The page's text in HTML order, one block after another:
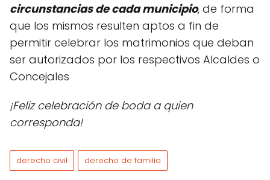
circunstancias de cada municipio, de forma
que los mismos resulten aptos a fin de
permitir celebrar los matrimonios que deban
ser autorizados por los respectivos Alcaldes o
Concejales
¡Feliz celebración de boda a quien
corresponda!
derecho civil derecho de familia